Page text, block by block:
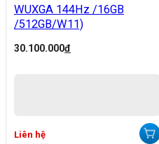
WUXGA 144Hz /16GB
/512GB/W11)
30.100.000đ
Liên hệ